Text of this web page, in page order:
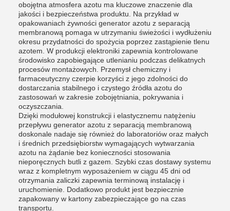
obojętna atmosfera azotu ma kluczowe znaczenie dla
jakości i bezpieczeństwa produktu. Na przykład w
opakowaniach żywności generator azotu z separacją
membranową pomaga w utrzymaniu świeżości i wydłużeniu
okresu przydatności do spożycia poprzez zastąpienie tlenu
azotem. W produkcji elektroniki zapewnia kontrolowane
środowisko zapobiegające utlenianiu podczas delikatnych
procesów montażowych. Przemysł chemiczny i
farmaceutyczny czerpie korzyści z jego zdolności do
dostarczania stabilnego i czystego źródła azotu do
zastosowań w zakresie zobojętniania, pokrywania i
oczyszczania.
Dzięki modułowej konstrukcji i elastycznemu natężeniu
przepływu generator azotu z separacją membranową
doskonale nadaje się również do laboratoriów oraz małych
i średnich przedsiębiorstw wymagających wytwarzania
azotu na żądanie bez konieczności stosowania
nieporęcznych butli z gazem. Szybki czas dostawy systemu
wraz z kompletnym wyposażeniem w ciągu 45 dni od
otrzymania zaliczki zapewnia terminową instalację i
uruchomienie. Dodatkowo produkt jest bezpiecznie
zapakowany w kartony zabezpieczające go na czas
transportu.